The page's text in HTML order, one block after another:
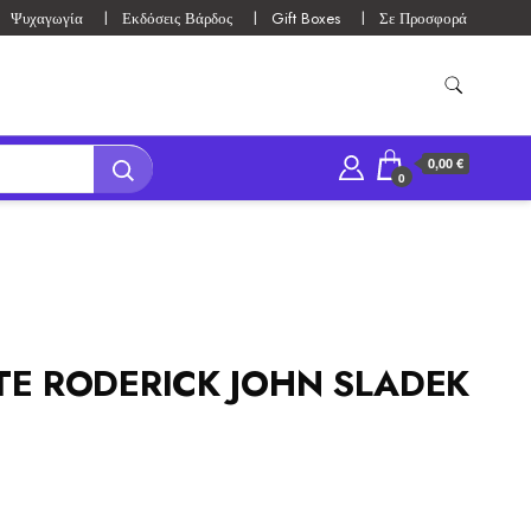
Ψυχαγωγία Εκδόσεις Βάρδος Gift Boxes Σε Προσφορά
0
0,00 €
RODERICK JOHN SLADEK